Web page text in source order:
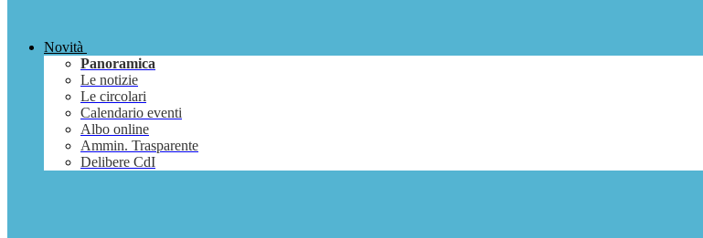
Novità
Panoramica
Le notizie
Le circolari
Calendario eventi
Albo online
Ammin. Trasparente
Delibere CdI